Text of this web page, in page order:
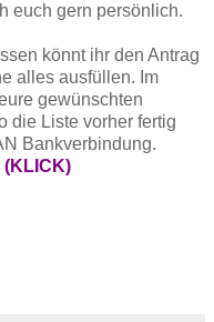
euch gern persönlich.
könnt ihr den Antrag
alles ausfüllen. Im
gewünschten
die Liste vorher fertig
Bankverbindung.
(KLICK)